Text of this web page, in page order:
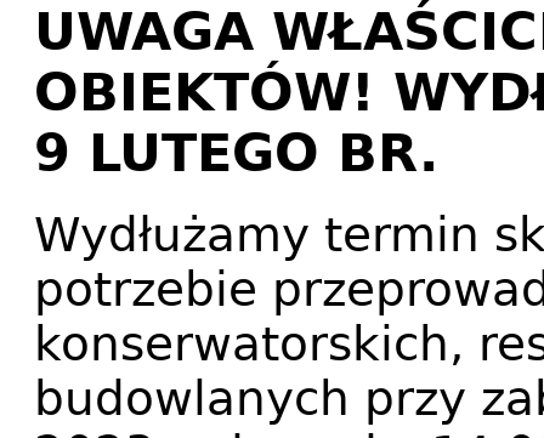
UWAGA
OBIEKTÓW!
9 LUTEGO BR.
Wydłużamy termin
potrzebie
konserwatorskich,
budowlanych przy